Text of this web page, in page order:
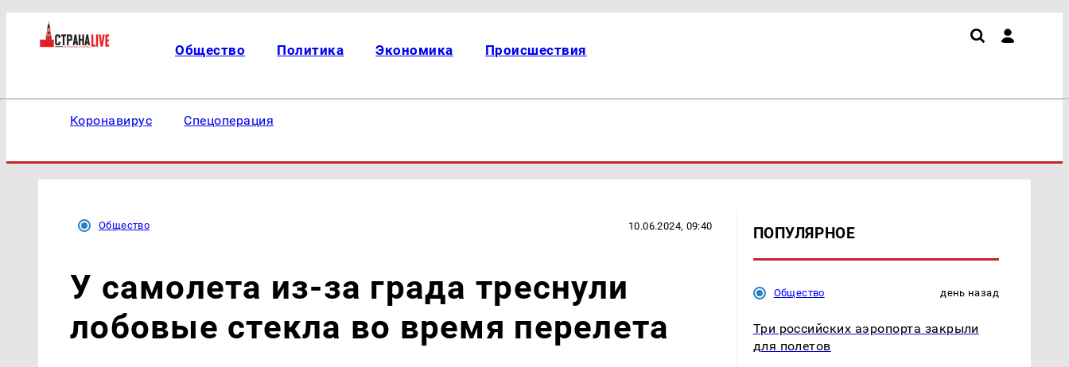
Общество Политика Экономика Происшествия
Коронавирус Спецоперация
Общество 10.06.2024, 09:40
У самолета из-за града треснули
лобовые стекла во время перелета
ПОПУЛЯРНОЕ
Общество день назад
Три российских аэропорта закрыли
для полетов